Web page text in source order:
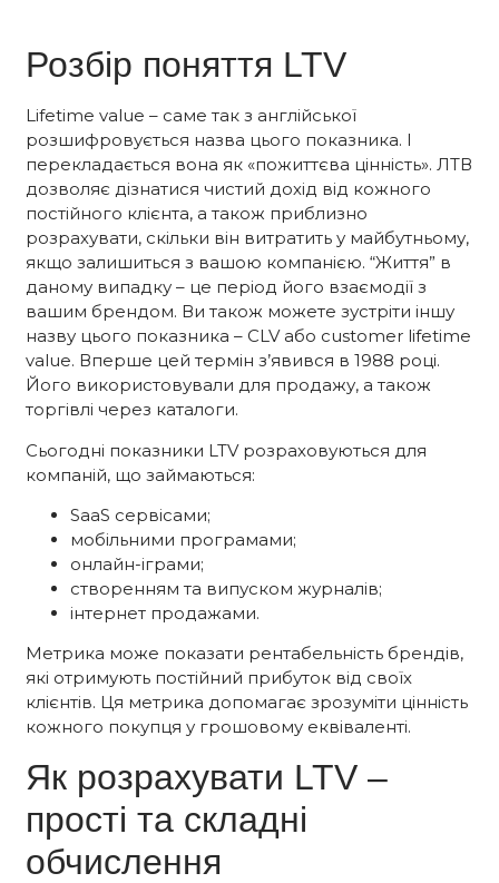
Розбір поняття LTV
Lifetime value – саме так з англійської
розшифровується назва цього показника. І
перекладається вона як «пожиттєва цінність». ЛТВ
дозволяє дізнатися чистий дохід від кожного
постійного клієнта, а також приблизно
розрахувати, скільки він витратить у майбутньому,
якщо залишиться з вашою компанією. “Життя” в
даному випадку – це період його взаємодії з
вашим брендом. Ви також можете зустріти іншу
назву цього показника – CLV або customer lifetime
value. Вперше цей термін з’явився в 1988 році.
Його використовували для продажу, а також
торгівлі через каталоги.
Сьогодні показники LTV розраховуються для
компаній, що займаються:
SaaS сервісами;
мобільними програмами;
онлайн-іграми;
створенням та випуском журналів;
інтернет продажами.
Метрика може показати рентабельність брендів,
які отримують постійний прибуток від своїх
клієнтів. Ця метрика допомагає зрозуміти цінність
кожного покупця у грошовому еквіваленті.
Як розрахувати LTV –
прості та складні
обчислення